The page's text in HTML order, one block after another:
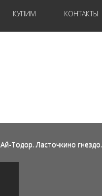
КУПИМ КОНТАКТЫ
Ай-Тодор. Ласточкино гнездо.